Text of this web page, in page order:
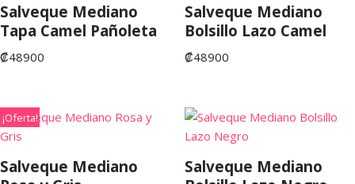
Salveque Mediano
Tapa Camel Pañoleta
₡48900
Salveque Mediano
Bolsillo Lazo Camel
₡48900
¡Oferta!
Salveque Mediano
Salveque Mediano